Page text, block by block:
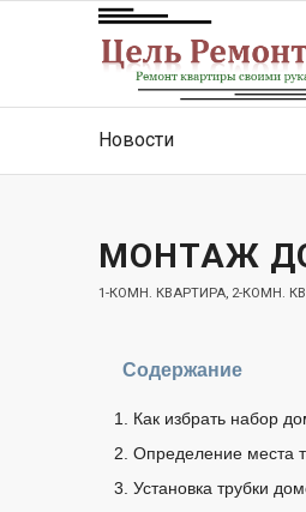
Новости
МОНТАЖ
1-КОМН. КВАРТИРА, 2-КОМН.
Содержание
Как избрать набор
Определение места
Установка трубки